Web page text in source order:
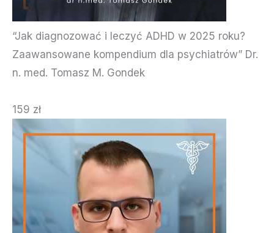
“Jak diagnozować i leczyć ADHD w 2025 roku?
Zaawansowane kompendium dla psychiatrów” Dr.
n. med. Tomasz M. Gondek
159 zł